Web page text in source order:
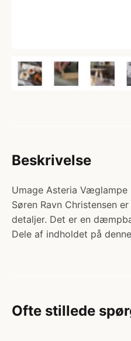
Beskrivelse
Umage Asteria Væglampe
Søren Ravn Christensen
detaljer. Det er en
Dele af indholdet på
Ofte stillede